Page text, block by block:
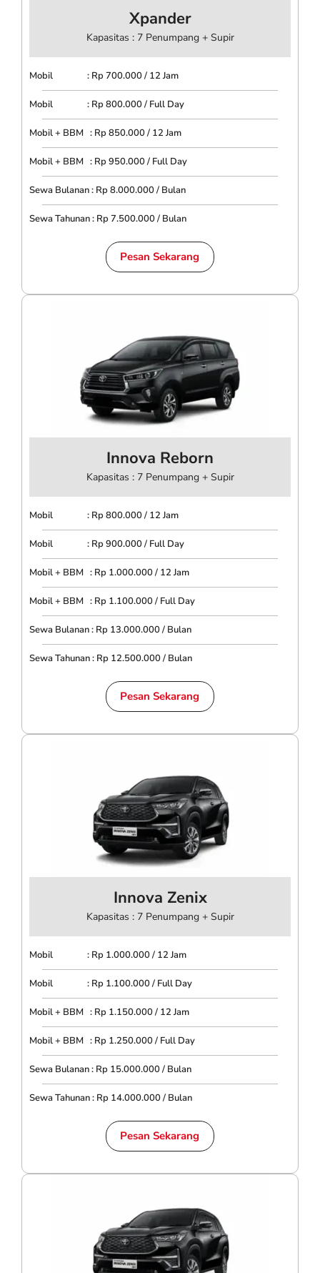
Xpander
Kapasitas : 7 Penumpang + Supir
Mobil : Rp 700.000 / 12 Jam
Mobil : Rp 800.000 / Full Day
Mobil + BBM : Rp 850.000 / 12 Jam
Mobil + BBM : Rp 950.000 / Full Day
Sewa Bulanan : Rp 8.000.000 / Bulan
Sewa Tahunan : Rp 7.500.000 / Bulan
Pesan Sekarang
Innova Reborn
Kapasitas : 7 Penumpang + Supir
Mobil : Rp 800.000 / 12 Jam
Mobil : Rp 900.000 / Full Day
Mobil + BBM : Rp 1.000.000 / 12 Jam
Mobil + BBM : Rp 1.100.000 / Full Day
Sewa Bulanan : Rp 13.000.000 / Bulan
Sewa Tahunan : Rp 12.500.000 / Bulan
Pesan Sekarang
Innova Zenix
Kapasitas : 7 Penumpang + Supir
Mobil : Rp 1.000.000 / 12 Jam
Mobil : Rp 1.100.000 / Full Day
Mobil + BBM : Rp 1.150.000 / 12 Jam
Mobil + BBM : Rp 1.250.000 / Full Day
Sewa Bulanan : Rp 15.000.000 / Bulan
Sewa Tahunan : Rp 14.000.000 / Bulan
Pesan Sekarang